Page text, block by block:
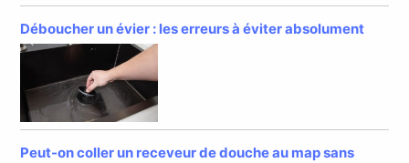
Déboucher un évier : les erreurs à éviter absolument
Peut-on coller un receveur de douche au map sans